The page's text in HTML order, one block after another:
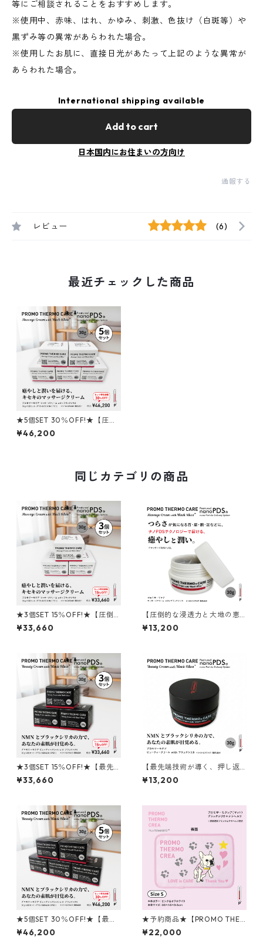
等にご相談されることをおすすめします。
※使用中、赤味、はれ、かゆみ、刺激、色抜け（白斑等）や
黒ずみ等の異常があらわれた場合。
※使用したお肌に、直接日光があたって上記のような異常が
あらわれた場合。
International shipping available
Add to cart
日本国内にお住まいの方向け
通報する
レビュー (6)
最近チェックした商品
★5個SET 30％OFF!★【圧倒
的な浸透力と大地の恵み】PR
OMO THERMO CARE マッサ
¥46,200
同じカテゴリの商品
★3個SET 15％OFF!★【圧倒
的な浸透力と大地の恵み】PR
OMO THERMO CARE マッサ
¥33,660
【圧倒的な浸透力と大地の恵
み】PROMO THERMO CARE
マッサージクリーム with ブラ
¥13,200
★3個SET 15％OFF!★【最先
端技術が導く、押し返すよう
な弾力肌へ】PROMO THERM
¥33,660
【最先端技術が導く、押し返
すような弾力肌へ】PROMO T
HERMO CARE ビューティー
¥13,200
★5個SET 30％OFF!★【最先
端技術が導く、押し返すよう
な弾力肌へ】PROMO THERM
¥46,200
★予約商品★【PROMO THER
MO】プロモサーモクレア
（マット） Sサイズ ピンク＆
¥22,000